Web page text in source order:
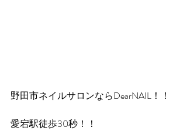
野田市ネイルサロンならDearNAIL！！
愛宕駅徒歩30秒！！